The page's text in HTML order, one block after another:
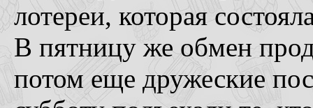
лотереи, которая
В пятницу же обмен
потом еще дружеские